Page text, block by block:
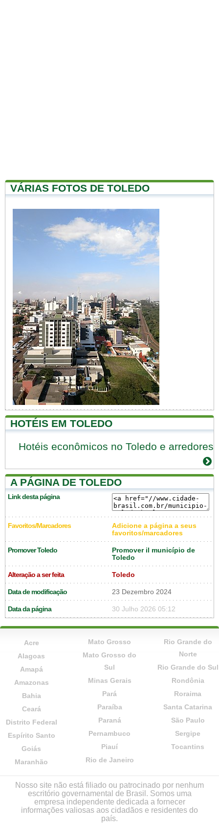
VÁRIAS FOTOS DE TOLEDO
HOTÉIS EM TOLEDO
Hotéis econômicos no Toledo e arredores
A PÁGINA DE TOLEDO
Link desta página
Favoritos/Marcadores
Adicione a página a seus
favoritos/marcadores
Promover Toledo
Promover il município de
Toledo
Alteração a ser feita Toledo
Data de modificação 23 Dezembro 2024
Data da página 30 Julho 2026 05:12
Acre
Alagoas
Amapá
Amazonas
Bahia
Ceará
Distrito Federal
Espírito Santo
Goiás
Maranhão
Mato Grosso
Mato Grosso do
Sul
Minas Gerais
Pará
Paraíba
Paraná
Pernambuco
Piauí
Rio de Janeiro
Rio Grande do
Norte
Rio Grande do Sul
Rondônia
Roraima
Santa Catarina
São Paulo
Sergipe
Tocantins
Nosso site não está filiado ou patrocinado por nenhum
escritório governamental de Brasil. Somos uma
empresa independente dedicada a fornecer
informações valiosas aos cidadãos e residentes do
país.